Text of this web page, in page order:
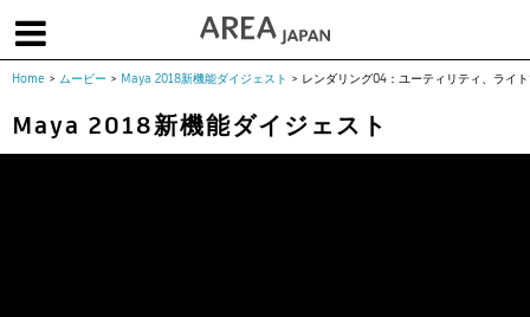
About us | フォーラム | お問合せ | メールマガジン
Home > ムービー > Maya 2018新機能ダイジェスト > レンダリング04：ユーティリティ、ライ
Maya 2018新機能ダイジェスト